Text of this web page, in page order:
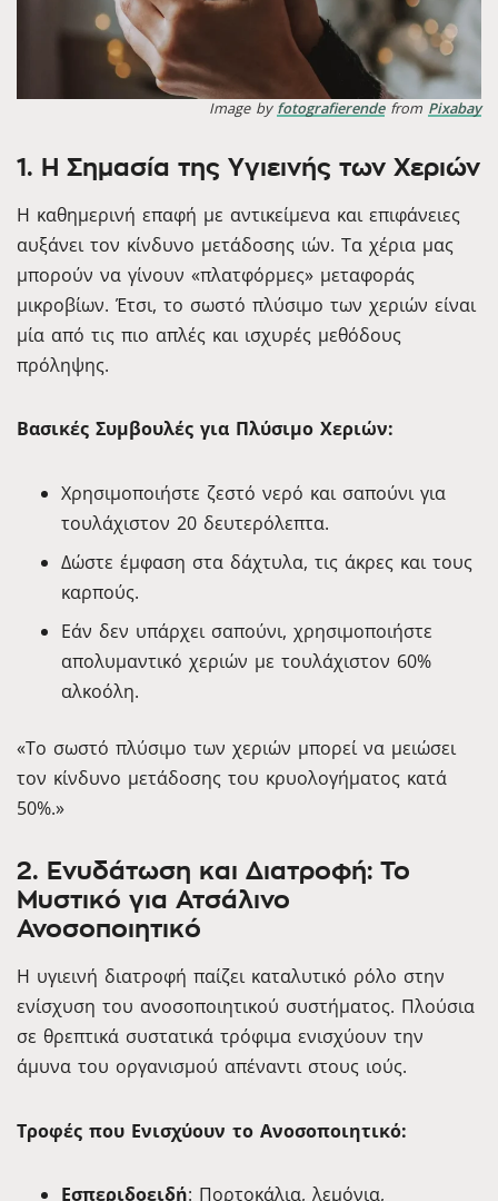
Image by fotografierendefrom Pixabay
1. Η Σημασία της Υγιεινής των Χεριών
Η καθημερινή επαφή με αντικείμενα και επιφάνειες
αυξάνει τον κίνδυνο μετάδοσης ιών. Τα χέρια μας
μπορούν να γίνουν «πλατφόρμες» μεταφοράς
μικροβίων. Έτσι, το σωστό πλύσιμο των χεριών είναι
μία από τις πιο απλές και ισχυρές μεθόδους
πρόληψης.
Βασικές Συμβουλές για Πλύσιμο Χεριών:
Χρησιμοποιήστε ζεστό νερό και σαπούνι για
τουλάχιστον 20 δευτερόλεπτα.
Δώστε έμφαση στα δάχτυλα, τις άκρες και τους
καρπούς.
Εάν δεν υπάρχει σαπούνι, χρησιμοποιήστε
απολυμαντικό χεριών με τουλάχιστον 60%
αλκοόλη.
«Το σωστό πλύσιμο των χεριών μπορεί να μειώσει
τον κίνδυνο μετάδοσης του κρυολογήματος κατά
50%.»
2. Ενυδάτωση και Διατροφή: Το
Μυστικό για Ατσάλινο
Ανοσοποιητικό
Η υγιεινή διατροφή παίζει καταλυτικό ρόλο στην
ενίσχυση του ανοσοποιητικού συστήματος. Πλούσια
σε θρεπτικά συστατικά τρόφιμα ενισχύουν την
άμυνα του οργανισμού απέναντι στους ιούς.
Τροφές που Ενισχύουν το Ανοσοποιητικό:
Εσπεριδοειδή: Πορτοκάλια, λεμόνια,